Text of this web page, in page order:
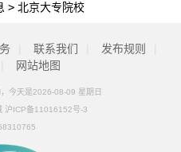
> 北京大专院校
联系我们 发布规则
网站地图
今天是2026-08-09 星期日
沪ICP备11016152号-3